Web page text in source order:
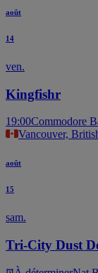
août
14
ven.
Kingfishr
19:00Commodore
Vancouver,
août
15
sam.
Tri-City Dust